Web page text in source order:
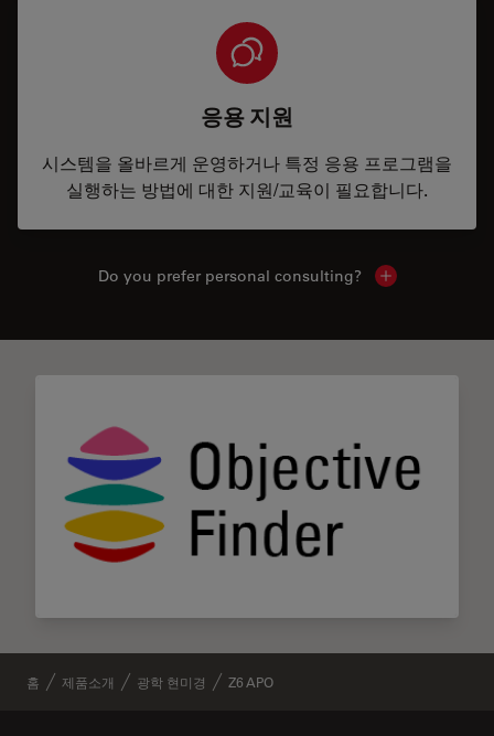
응용 지원
시스템을 올바르게 운영하거나 특정 응용 프로그램을
실행하는 방법에 대한 지원/교육이 필요합니다.
Do you prefer personal consulting? Show local
홈 제품소개 광학 현미경 Z6 APO